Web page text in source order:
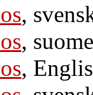
,
,
,